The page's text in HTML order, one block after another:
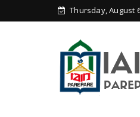
Thursday, August